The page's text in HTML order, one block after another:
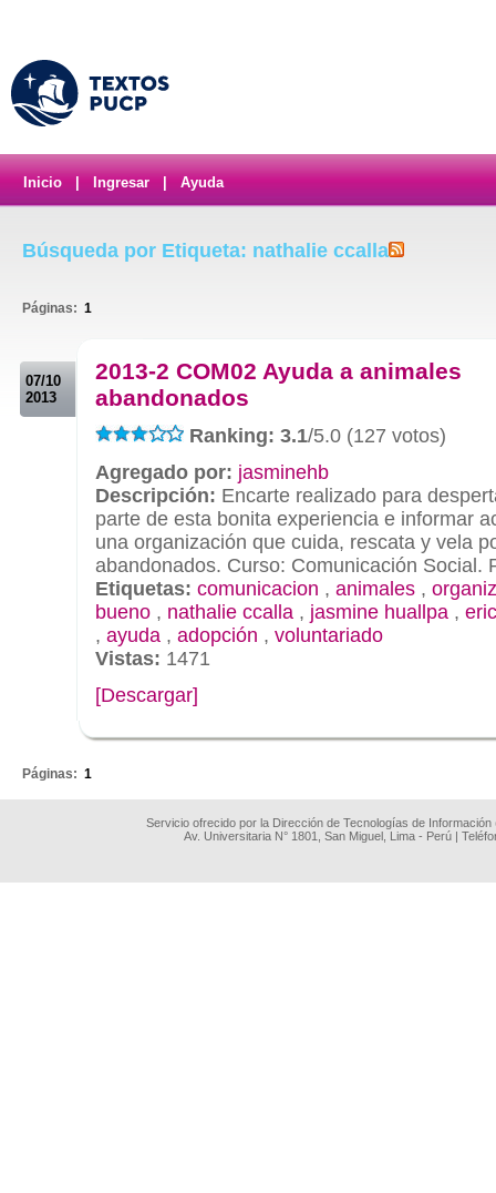
Inicio Ingresar Ayuda
Búsqueda por Etiqueta: nathalie ccalla
Páginas: 1
07/10
2013
2013-2 COM02 Ayuda a animales
abandonados
Ranking: 3.1/5.0 (127 votos)
Agregado por: jasminehb
Descripción: Encarte realizado para
parte de esta bonita experiencia e informar
una organización que cuida, rescata y vela
abandonados. Curso: Comunicación Social.
Etiquetas: comunicacion , animales ,
bueno , nathalie ccalla , jasmine huallpa ,
, ayuda , adopción , voluntariado
Vistas: 1471
[Descargar]
Páginas: 1
Servicio ofrecido por la Dirección de Tecnologías de
Av. Universitaria N° 1801, San Miguel, Lima - Perú |